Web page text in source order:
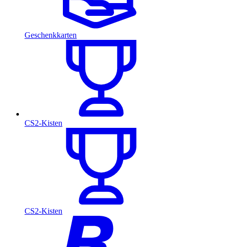
Geschenkkarten
CS2-Kisten
CS2-Kisten